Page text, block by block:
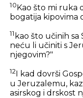
10Kao što mi ruka
bogatija kipovima
11 kao što učinih
neću li učiniti s
njegovim?"
12 I kad dovrši
u Jeruzalemu,
asirskog i drskost